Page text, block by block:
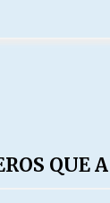
QUE